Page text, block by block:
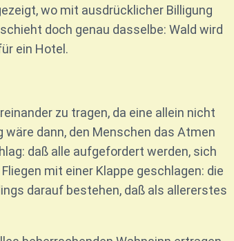
wo mit ausdrücklicher Billigung
doch genau dasselbe: Wald wird
ein Hotel.
zu tragen, da eine allein nicht
dann, den Menschen das Atmen
daß alle aufgefordert werden, sich
mit einer Klappe geschlagen: die
darauf bestehen, daß als allererstes